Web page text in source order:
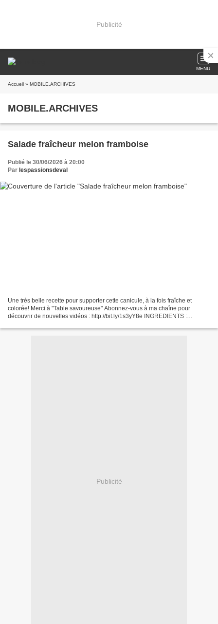
Publicité
MENU
Accueil » MOBILE.ARCHIVES
MOBILE.ARCHIVES
Salade fraîcheur melon framboise
Publié le 30/06/2026 à 20:00
Par lespassionsdeval
Une très belle recette pour supporter cette canicule, à la fois fraîche et
colorée! Merci à "Table savoureuse" Abonnez-vous à ma chaîne pour
découvrir de nouvelles vidéos : http://bit.ly/1s3yY8e INGREDIENTS :
Publicité